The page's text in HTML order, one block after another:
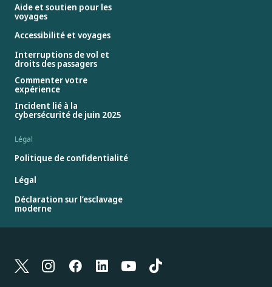
Aide et soutien pour les
voyages
Accessibilité et voyages
Interruptions de vol et
droits des passagers
Commenter votre
expérience
Incident lié à la
cybersécurité de juin 2025
Légal
Politique de confidentialité
Légal
Déclaration sur l’esclavage
moderne